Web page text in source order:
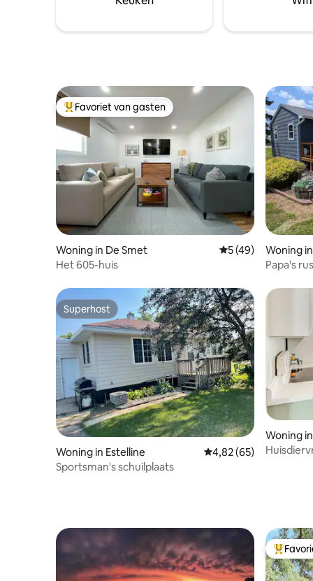
boven.
Topfavoriet van gasten
Favoriet van gasten
Woning in De Smet Gemiddelde
5 (49)
Het 605-huis
Woning
Papa's
Superhost
Superhost
Woning in Estelline Gemiddelde
4,82 (65)
Sportsman's schuilplaats
Woning